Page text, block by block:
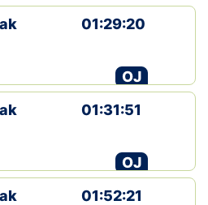
01:29:20
OJ
01:31:51
OJ
01:52:21